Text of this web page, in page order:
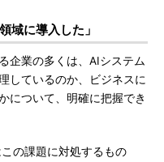
域に導入した」
企業の多くは、AIシステム
しているのか、ビジネスに
について、明確に把握でき
の課題に対処するもの